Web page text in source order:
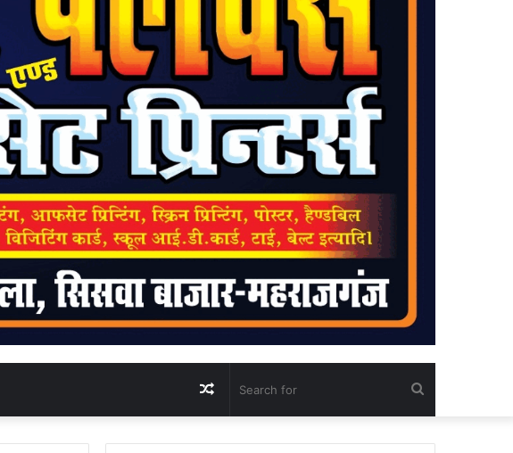
for
Random
Article